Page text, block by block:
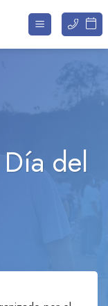
del